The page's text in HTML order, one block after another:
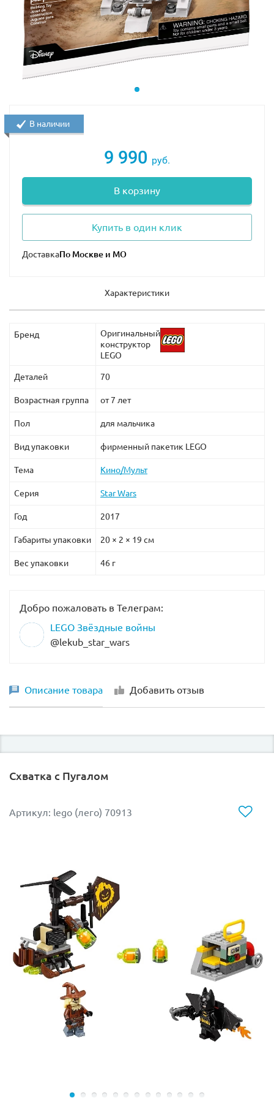
9 990 руб.
В корзину
Купить в один клик
Доставка
В наличии
Характеристики
Бренд
Оригинальный
конструктор
LEGO
Деталей 70
Возрастная группа от 7 лет
Пол для мальчика
Вид упаковки фирменный пакетик LEGO
Тема Кино/Мульт
Серия Star Wars
Год 2017
Габариты упаковки 20 × 2 × 19 см
Вес упаковки 46 г
Добро пожаловать в Телеграм:
LEGO Звёздные войны
@lekub_star_wars
Описание товара Добавить отзыв
Схватка с Пугалом
Артикул: lego (лего) 70913